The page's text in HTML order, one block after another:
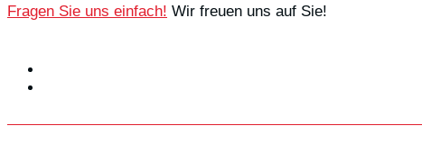
Fragen Sie uns einfach! Wir freuen uns auf Sie!